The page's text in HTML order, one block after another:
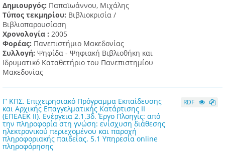
Δημιουργός: Παπαϊωάννου, Μιχάλης
Τύπος τεκμηρίου: Βιβλιοκρισία /
Βιβλιοπαρουσίαση
Χρονολογία : 2005
Φορέας: Πανεπιστήμιο Μακεδονίας
Συλλογή: Ψηφίδα - Ψηφιακή Βιβλιοθήκη και
Ιδρυματικό Καταθετήριο του Πανεπιστημίου
Μακεδονίας
Γ’ ΚΠΣ. Επιχειρησιακό Πρόγραμμα Εκπαίδευσης
και Αρχικής Επαγγελματικής Κατάρτισης ΙΙ
(ΕΠΕΑΕΚ ΙΙ). Ενέργεια 2.1.3δ. Έργο Πλοηγίς: από
την πληροφορία στη γνώση: ενίσχυση διάθεσης
ηλεκτρονικού περιεχομένου και παροχή
πληροφοριακής παιδείας. 5.1 Υπηρεσία online
πληροφόρησης
RDF